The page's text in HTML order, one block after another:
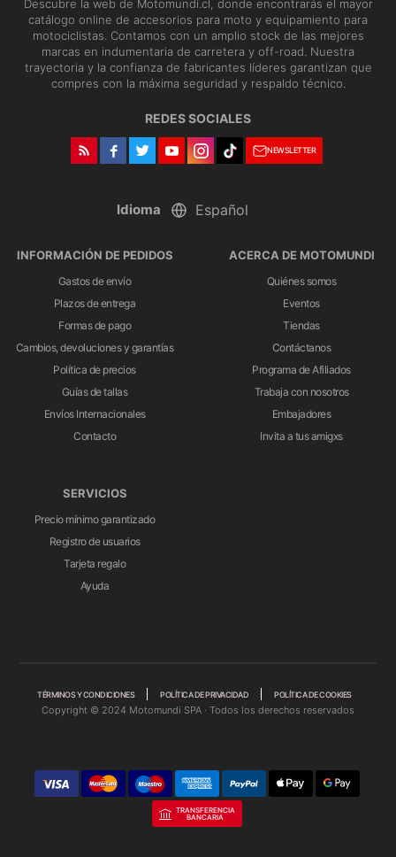
Descubre la web de Motomundi.cl, donde encontrarás el mayor
catálogo online de accesorios para moto y equipamiento para
motociclistas. Contamos con un amplio stock de las mejores
marcas en indumentaria de carretera y off-road. Nuestra
trayectoria y la confianza de fabricantes líderes garantizan que
compres con la máxima seguridad y respaldo técnico.
REDES SOCIALES
NEWSLETTER
Idioma
INFORMACIÓN DE PEDIDOS
Gastos de envío
Plazos de entrega
Formas de pago
Cambios, devoluciones y garantías
Política de precios
Guías de tallas
Envíos Internacionales
Contacto
ACERCA DE MOTOMUNDI
Quiénes somos
Eventos
Tiendas
Contáctanos
Programa de Afiliados
Trabaja con nosotros
Embajadores
Invita a tus amigxs
SERVICIOS
Precio mínimo garantizado
Registro de usuarios
Tarjeta regalo
Ayuda
TÉRMINOS Y CONDICIONES POLÍTICA DE PRIVACIDAD POLÍTICA DE COOKIES
Copyright © 2024 Motomundi SPA · Todos los derechos reservados
TRANSFERENCIA
BANCARIA